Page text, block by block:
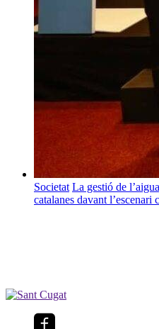
Societat La gestió de
catalanes davant l’escenari